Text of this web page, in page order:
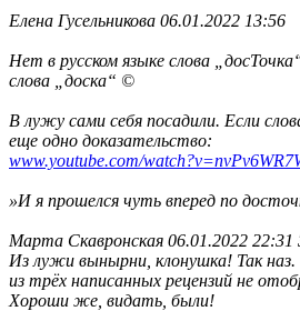
Елена Гусельникова 06.01.2022 13:56
Нет в русском языке слова
слова „доска“ ©
В лужу сами себя посадили. Если
еще одно доказательство:
www.youtube.com/
»И я прошелся чуть вперед по
Марта Скавронская 06.01.2022 22:31
Из лужи вынырни, клонушка! Так
из трёх написанных рецензий не
Хороши же, видать, были!